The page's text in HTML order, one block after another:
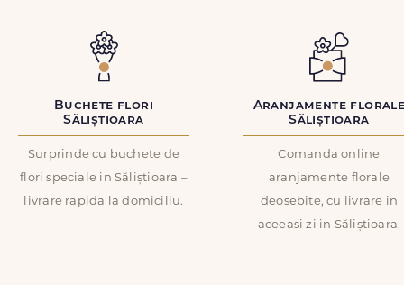
Buchete flori
Săliștioara
Surprinde cu buchete de
flori speciale in Săliștioara –
livrare rapida la domiciliu.
Aranjamente
Săliștioara
Comanda online
aranjamente florale
deosebite, cu livrare in
aceeasi zi in Săliștioara.